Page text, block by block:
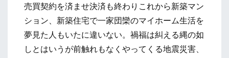
売買契約を済ませ決済も終わりこれから新築マン
ション、新築住宅で一家団欒のマイホーム生活を
夢見た人もいたに違いない。禍福は糾える縄の如
しとはいうが前触れもなくやってくる地震災害、